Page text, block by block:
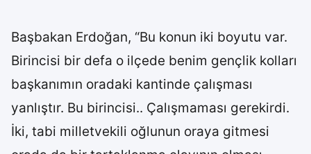
Başbakan Erdoğan, “Bu konun iki boyutu var.
Birincisi bir defa o ilçede benim gençlik kolları
başkanımın oradaki kantinde çalışması
yanlıştır. Bu birincisi.. Çalışmaması gerekirdi.
İki, tabi milletvekili oğlunun oraya gitmesi